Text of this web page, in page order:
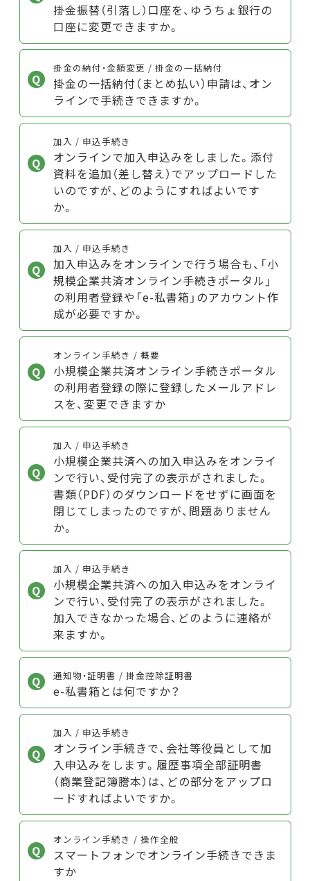
掛金振替（引落し）口座を、ゆうちょ銀行の
口座に変更できますか。
掛金の納付・金額変更 / 掛金の一括納付
掛金の一括納付（まとめ払い）申請は、オン
ラインで手続きできますか。
加入 / 申込手続き
オンラインで加入申込みをしました。添付
資料を追加（差し替え）でアップロードした
いのですが、どのようにすればよいです
か。
加入 / 申込手続き
加入申込みをオンラインで行う場合も、「小
規模企業共済オンライン手続きポータル」
の利用者登録や「e-私書箱」のアカウント作
成が必要ですか。
オンライン手続き / 概要
小規模企業共済オンライン手続きポータル
の利用者登録の際に登録したメールアドレ
スを、変更できますか
加入 / 申込手続き
小規模企業共済への加入申込みをオンライ
ンで行い、受付完了の表示がされました。
書類（PDF）のダウンロードをせずに画面を
閉じてしまったのですが、問題ありません
か。
加入 / 申込手続き
小規模企業共済への加入申込みをオンライ
ンで行い、受付完了の表示がされました。
加入できなかった場合、どのように連絡が
来ますか。
通知物・証明書 / 掛金控除証明書
e-私書箱とは何ですか？
加入 / 申込手続き
オンライン手続きで、会社等役員として加
入申込みをします。履歴事項全部証明書
（商業登記簿謄本）は、どの部分をアップロ
ードすればよいですか。
オンライン手続き / 操作全般
スマートフォンでオンライン手続きできま
すか